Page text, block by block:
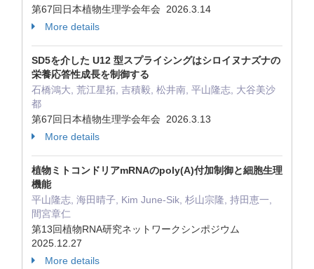
第67回日本植物生理学会年会 2026.3.14
More details
SD5を介した U12 型スプライシングはシロイヌナズナの
栄養応答性成長を制御する
石橋鴻大, 荒江星拓, 吉積毅, 松井南, 平山隆志, 大谷美沙
都
第67回日本植物生理学会年会 2026.3.13
More details
植物ミトコンドリアmRNAのpoly(A)付加制御と細胞生理
機能
平山隆志, 海田晴子, Kim June-Sik, 杉山宗隆, 持田恵一,
間宮章仁
第13回植物RNA研究ネットワークシンポジウム
2025.12.27
More details